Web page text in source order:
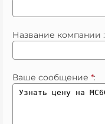
Название компании :
Ваше сообщение *: